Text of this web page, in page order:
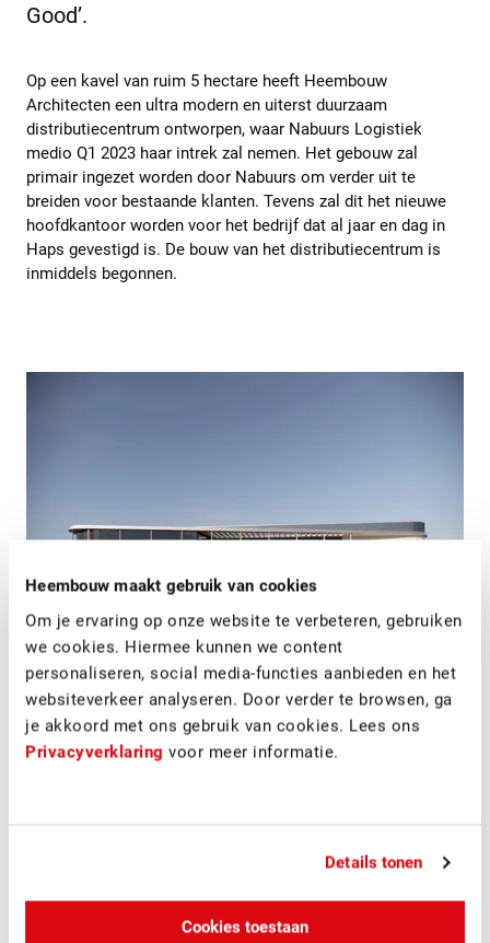
Heembouw maakt gebruik van cookies
Om je ervaring op onze website te verbeteren, gebruiken
we cookies. Hiermee kunnen we content
personaliseren, social media-functies aanbieden en het
websiteverkeer analyseren. Door verder te browsen, ga
je akkoord met ons gebruik van cookies. Lees ons
Privacyverklaring voor meer informatie.
Details tonen
Cookies toestaan
Good’.
Op een kavel van ruim 5 hectare heeft Heembouw
Architecten een ultra modern en uiterst duurzaam
distributiecentrum ontworpen, waar Nabuurs Logistiek
medio Q1 2023 haar intrek zal nemen. Het gebouw zal
primair ingezet worden door Nabuurs om verder uit te
breiden voor bestaande klanten. Tevens zal dit het nieuwe
hoofdkantoor worden voor het bedrijf dat al jaar en dag in
Haps gevestigd is. De bouw van het distributiecentrum is
inmiddels begonnen.
Nabuurs Logistiek heeft overeenstemming bereikt met
abrdn over de Sale & Leaseback van het nieuw te bouwen
DC voor Nabuurs. abrdn zal namens één van haar fondsen
haar tweede DC verworven op Regionaal Bedrijvenpark
Nabuurs Logistiek werd bij deze transactie juridisch